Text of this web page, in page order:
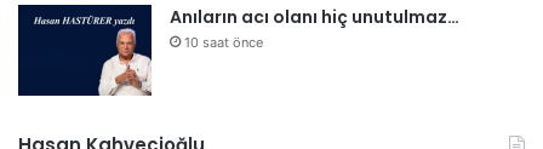
s
Anıların acı olanı hiç unutulmaz…
10 saat önce